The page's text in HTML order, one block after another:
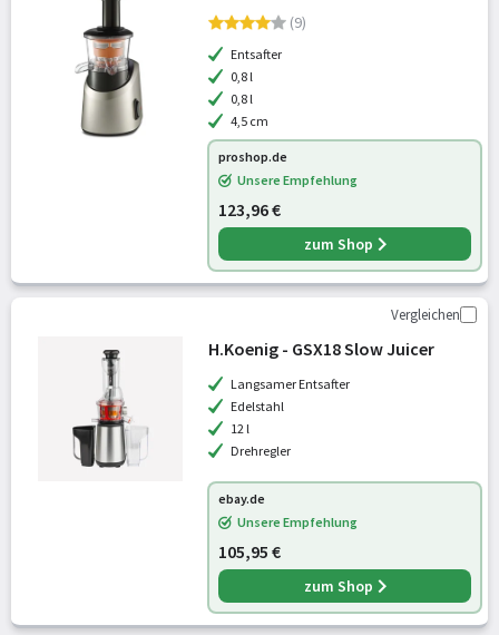
(9)
Entsafter
0,8 l
0,8 l
4,5 cm
proshop.de
Unsere Empfehlung
123,96 €
zum Shop
Vergleichen
H.Koenig - GSX18 Slow Juicer
Langsamer Entsafter
Edelstahl
12 l
Drehregler
ebay.de
Unsere Empfehlung
105,95 €
zum Shop